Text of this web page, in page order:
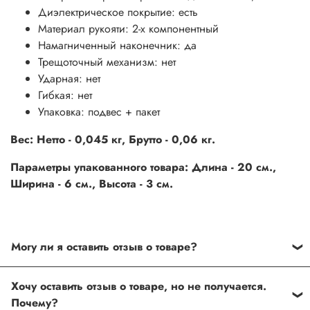
Диэлектрическое покрытие: есть
Материал рукояти: 2-х компонентный
Намагниченный наконечник: да
Трещоточный механизм: нет
Ударная: нет
Гибкая: нет
Упаковка: подвес + пакет
Вес: Нетто - 0,045 кг, Брутто - 0,06 кг.
Параметры упакованного товара: Длина - 20 см.,
Ширина - 6 см., Высота - 3 см.
специальное поле, где Вы можете оставить свой отзыв.
Хочу оставить отзыв о товаре, но не получается.